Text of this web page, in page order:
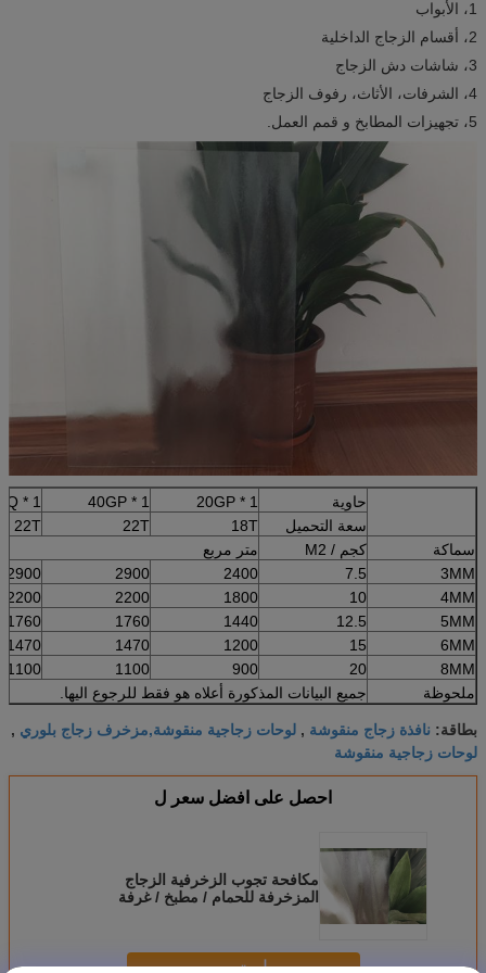
1، الأبواب
2، أقسام الزجاج الداخلية
3، شاشات دش الزجاج
4، الشرفات، الأثاث، رفوف الزجاج
5، تجهيزات المطابخ و قمم العمل.
حاوية 1 * 20GP
1 * 40GP
1 * 40HQ
سعة التحميل
18T
22T
22T
سماكة
كجم / M2
متر مربع
3MM
7.5
2400
2900
2900
4MM
10
1800
2200
2200
5MM
12.5
1440
1760
1760
6MM
15
1200
1470
1470
8MM
20
900
1100
1100
ملحوظة
جميع البيانات المذكورة أعلاه هو فقط للرجوع اليها.
بطاقة: نافذة زجاج منقوشة , لوحات زجاجية منقوشة,مزخرف زجاج بلوري ,
لوحات زجاجية منقوشة
احصل على افضل سعر ل
مكافحة تجوب الزخرفية الزجاج
المزخرفة للحمام / مطبخ / غرفة
استمر